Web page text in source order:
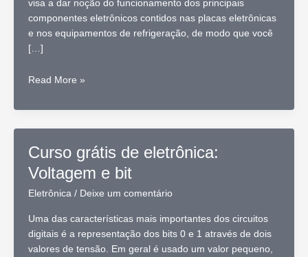
visa a dar noção do funcionamento dos principais
componentes eletrônicos contidos nas placas eletrônicas
e nos equipamentos de refrigeração, de modo que você
[…]
Curso
de
Portal
da
Refrigeração
Read More »
Curso grátis de eletrônica:
Voltagem e bit
Eletrônica/ Deixe um comentário
Uma das características mais importantes dos circuitos
digitais é a representação dos bits 0 e 1 através de dois
valores de tensão. Em geral é usado um valor pequeno,